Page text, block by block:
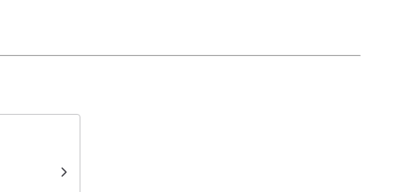
妊娠中はLサイズ、産後はMサイズにしてお腹や太ももがカバ
とあるYouTubeにて、社員さんが口コミをよく見ているとの